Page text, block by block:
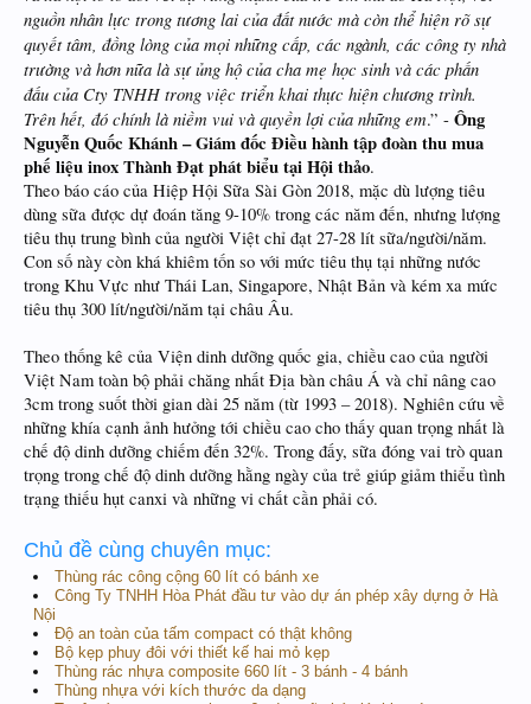
nguồn nhân lực trong tương lai của đất nước mà còn thể hiện rõ sự
quyết tâm, đồng lòng của mọi những cấp, các ngành, các công ty nhà
trường và hơn nữa là sự ủng hộ của cha mẹ học sinh và các phấn
đấu của Cty TNHH trong việc triển khai thực hiện chương trình.
Trên hết, đó chính là niềm vui và quyền lợi của những em.” - Ông
Nguyễn Quốc Khánh – Giám đốc Điều hành tập đoàn thu mua
phế liệu inox Thành Đạt phát biểu tại Hội thảo.
Theo báo cáo của Hiệp Hội Sữa Sài Gòn 2018, mặc dù lượng tiêu
dùng sữa được dự đoán tăng 9-10% trong các năm đến, nhưng lượng
tiêu thụ trung bình của người Việt chỉ đạt 27-28 lít sữa/người/năm.
Con số này còn khá khiêm tốn so với mức tiêu thụ tại những nước
trong Khu Vực như Thái Lan, Singapore, Nhật Bản và kém xa mức
tiêu thụ 300 lít/người/năm tại châu Âu.
Theo thống kê của Viện dinh dưỡng quốc gia, chiều cao của người
Việt Nam toàn bộ phải chăng nhất Địa bàn châu Á và chỉ nâng cao
3cm trong suốt thời gian dài 25 năm (từ 1993 – 2018). Nghiên cứu về
những khía cạnh ảnh hưởng tới chiều cao cho thấy quan trọng nhất là
chế độ dinh dưỡng chiếm đến 32%. Trong đấy, sữa đóng vai trò quan
trọng trong chế độ dinh dưỡng hằng ngày của trẻ giúp giảm thiểu tình
trạng thiếu hụt canxi và những vi chất cần phải có.
Chủ đề cùng chuyên mục:
Thùng rác công cộng 60 lít có bánh xe
Công Ty TNHH Hòa Phát đầu tư vào dự án phép xây dựng ở Hà
Nội
Độ an toàn của tấm compact có thật không
Bộ kẹp phuy đôi với thiết kế hai mỏ kẹp
Thùng rác nhựa composite 660 lít - 3 bánh - 4 bánh
Thùng nhựa với kích thước da dạng